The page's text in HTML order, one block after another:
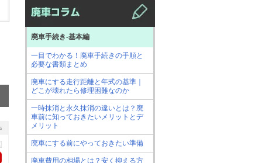
廃車手続き-基本編
一目でわかる！廃車手続きの手順と
必要な書類まとめ
廃車にする走行距離と年式の基準｜
どこが壊れたら修理困難なのか
一時抹消と永久抹消の違いとは？廃
車前に知っておきたいメリットとデ
メリット
廃車にする前にやっておきたい準備
廃車費用の相場とは？安く抑える方